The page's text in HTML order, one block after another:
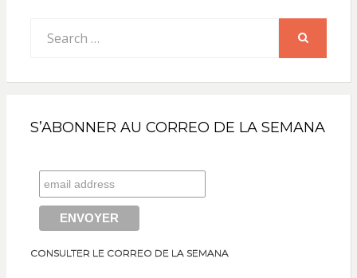
for:
S’ABONNER AU CORREO DE LA SEMANA
CONSULTER LE CORREO DE LA SEMANA